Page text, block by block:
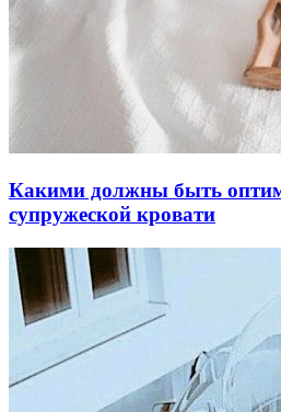
Какими должны быть
супружеской кровати